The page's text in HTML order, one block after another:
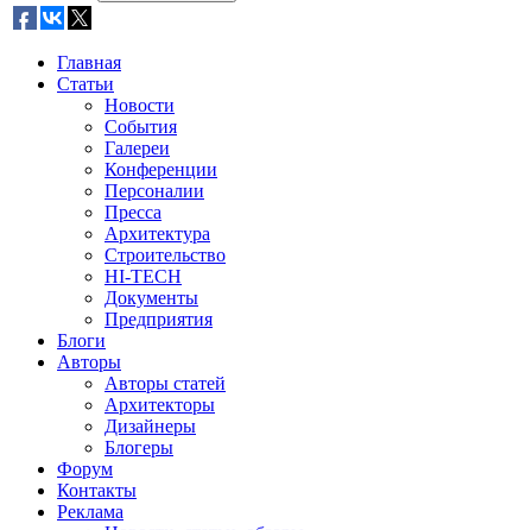
Главная
Статьи
Новости
События
Галереи
Конференции
Персоналии
Пресса
Архитектура
Строительство
HI-TECH
Документы
Предприятия
Блоги
Авторы
Авторы статей
Архитекторы
Дизайнеры
Блогеры
Форум
Контакты
Реклама